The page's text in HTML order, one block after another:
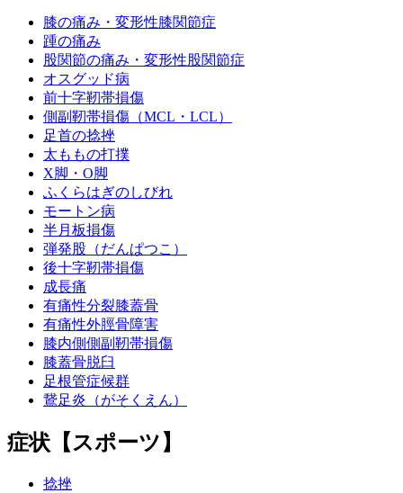
膝の痛み・変形性膝関節症
踵の痛み
股関節の痛み・変形性股関節症
オスグッド病
前十字靭帯損傷
側副靭帯損傷（MCL・LCL）
足首の捻挫
太ももの打撲
X脚・O脚
ふくらはぎのしびれ
モートン病
半月板損傷
弾発股（だんぱつこ）
後十字靭帯損傷
成長痛
有痛性分裂膝蓋骨
有痛性外脛骨障害
膝内側側副靭帯損傷
膝蓋骨脱臼
足根管症候群
鵞足炎（がそくえん）
症状【スポーツ】
捻挫